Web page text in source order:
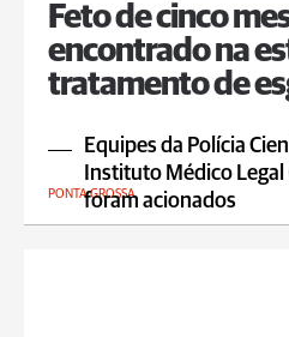
Feto de cinco
encontrado na
tratamento de
Equipes da Polícia
Instituto Médico
foram acionados
PONTA GROSSA